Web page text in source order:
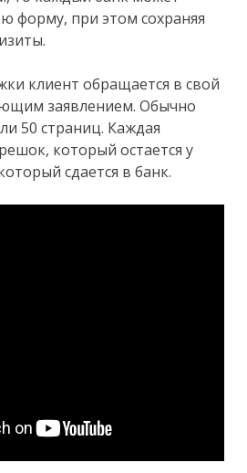
форму, при этом сохраняя
клиент обращается в свой
заявлением. Обычно
50 страниц. Каждая
который остается у
сдается в банк.